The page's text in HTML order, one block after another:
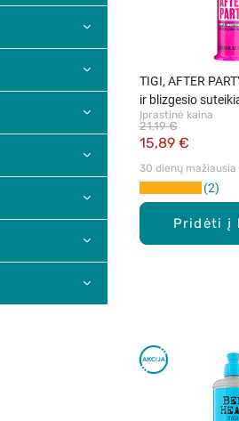
Pridėti į
TIGI, AFTER
ir blizgesio
kremas, 100 ml
Įprastinė kaina
15,89 €
21,19 €
30 dienų mažiausia
2